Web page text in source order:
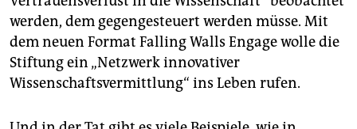
werden, dem gegengesteuert werden müsse. Mit
dem neuen Format Falling Walls Engage wolle die
Stiftung ein „Netzwerk innovativer
Wissenschaftsvermittlung“ ins Leben rufen.